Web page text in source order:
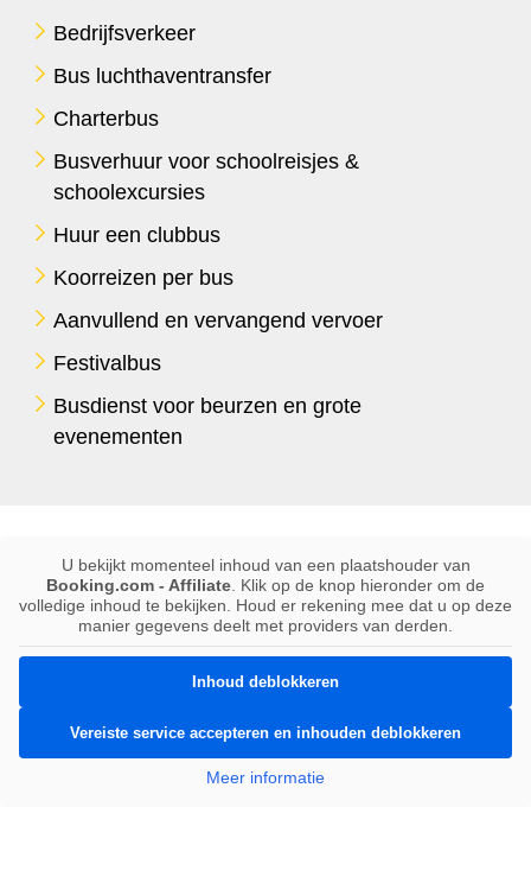
Bedrijfsverkeer
Bus luchthaventransfer
Charterbus
Busverhuur voor schoolreisjes &
schoolexcursies
Huur een clubbus
Koorreizen per bus
Aanvullend en vervangend vervoer
Festivalbus
Busdienst voor beurzen en grote
evenementen
U bekijkt momenteel inhoud van een plaatshouder van
Booking.com - Affiliate . Klik op de knop hieronder om de
volledige inhoud te bekijken. Houd er rekening mee dat u op deze
manier gegevens deelt met providers van derden.
Inhoud deblokkeren
Vereiste service accepteren en inhouden deblokkeren
Meer informatie